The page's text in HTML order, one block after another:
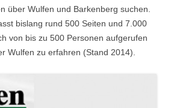
über Wulfen und Barkenberg suchen.
bislang rund 500 Seiten und 7.000
von bis zu 500 Personen aufgerufen
Wulfen zu erfahren (Stand 2014).